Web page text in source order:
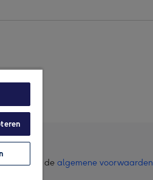
Lees de algemene voorwaarden